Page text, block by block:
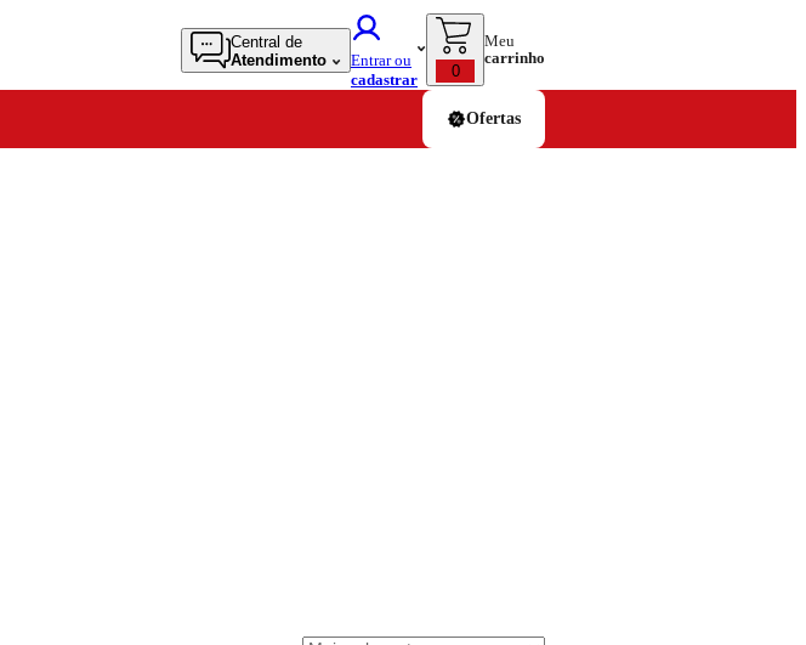
Central de
Atendimento
Entrar ou
cadastrar
0
Meu
carrinho
Ofertas